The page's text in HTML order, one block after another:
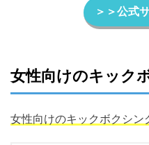
＞＞公式
女性向けのキック
女性向けのキックボクシン